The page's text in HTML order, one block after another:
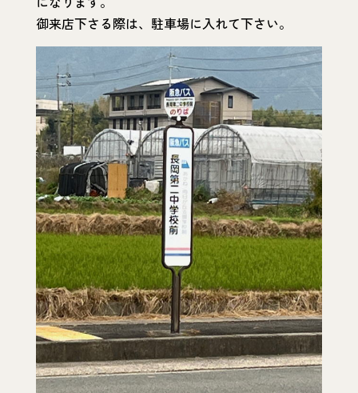
御来店下さる際は、駐車場に入れて下さい。